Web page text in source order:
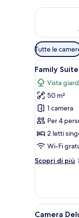
Verifica la
Filtri
disponibili
per
le
camere
Tutte le
Apri
tutte
le
foto
per
Family
Suite
Garden
9
Family
Vista
50 m²
1 camera
Per 4
2 letti
Wi-Fi
Scopri di più
Altri
Suite
Garden
View
Apri
7
Camera